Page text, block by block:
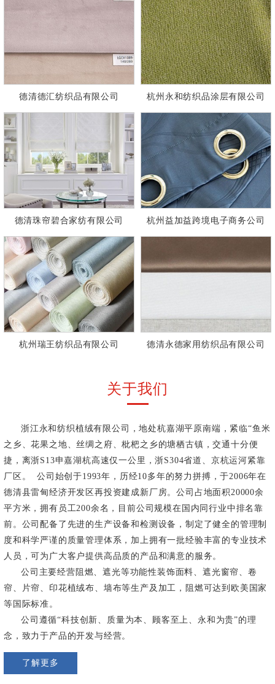
德清德汇纺织品有限公司 杭州永和纺织品涂层有限公司
德清珠帘碧合家纺有限公司 杭州益加益跨境电子商务公司
杭州瑞王纺织品有限公司 德清永德家用纺织品有限公司
关于我们
浙江永和纺织植绒有限公司，地处杭嘉湖平原南端，紧临“鱼米
之乡、花果之地、丝绸之府、枇杷之乡的塘栖古镇，交通十分便
捷，离浙S13申嘉湖杭高速仅一公里，浙S304省道、京杭运河紧靠
厂区。 公司始创于1993年，历经10多年的努力拼搏，于2006年在
德清县雷甸经济开发区再投资建成新厂房。公司占地面积20000余
平方米，拥有员工200余名，目前公司规模在国内同行业中排名靠
前。公司配备了先进的生产设备和检测设备，制定了健全的管理制
度和科学严谨的质量管理体系，加上拥有一批经验丰富的专业技术
人员，可为广大客户提供高品质的产品和满意的服务。
公司主要经营阻燃、遮光等功能性装饰面料、遮光窗帘、卷
帘、片帘、印花植绒布、墙布等生产及加工，阻燃可达到欧美国家
等国际标准。
公司遵循“科技创新、质量为本、顾客至上、永和为贵”的理
念，致力于产品的开发与经营。
了解更多